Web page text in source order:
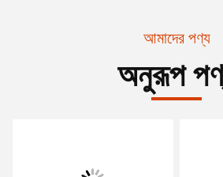
আমাদের পণ্য
অনুরূপ